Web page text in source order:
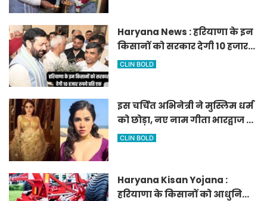
Haryana News : हरियाणा के इन
किसानों को सरकार देगी 10 हजार
रुपये प्रति एकड़, सीएम सैनी की
CLIN BOLD
इस चर्चित अभिनेत्री ने मुस्लिम धर्म
को छोड़ा, नए नाम गीता भारद्वाज से
हो रही वायरल
CLIN BOLD
Haryana Kisan Yojana :
हरियाणा के किसानों को आधुनिक